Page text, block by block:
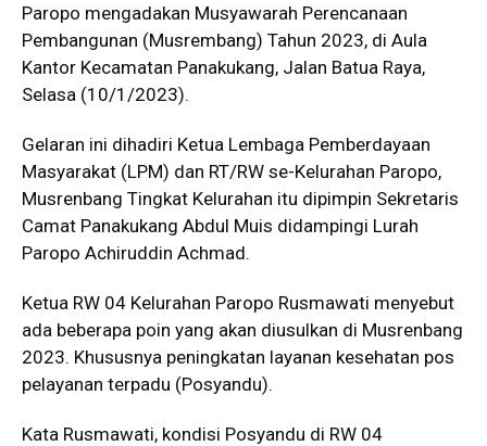
Paropo mengadakan Musyawarah Perencanaan
Pembangunan (Musrembang) Tahun 2023, di Aula
Kantor Kecamatan Panakukang, Jalan Batua Raya,
Selasa (10/1/2023).
Gelaran ini dihadiri Ketua Lembaga Pemberdayaan
Masyarakat (LPM) dan RT/RW se-Kelurahan Paropo,
Musrenbang Tingkat Kelurahan itu dipimpin Sekretaris
Camat Panakukang Abdul Muis didampingi Lurah
Paropo Achiruddin Achmad.
Ketua RW 04 Kelurahan Paropo Rusmawati menyebut
ada beberapa poin yang akan diusulkan di Musrenbang
2023. Khususnya peningkatan layanan kesehatan pos
pelayanan terpadu (Posyandu).
Kata Rusmawati, kondisi Posyandu di RW 04